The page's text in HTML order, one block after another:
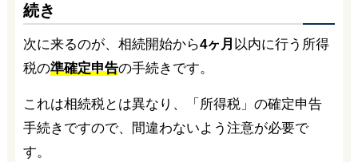
続き
次に来るのが、相続開始から4ヶ月 以内に行う所得
税の準確定申告の手続きです。
これは相続税とは異なり、「所得税」の確定申告
手続きですので、間違わないよう注意が必要で
す。